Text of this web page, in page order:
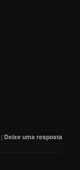
| Deixe uma resposta